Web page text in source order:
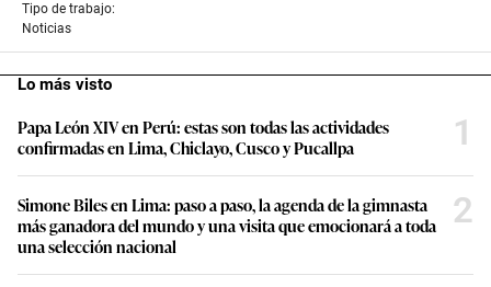
Tipo de trabajo:
Noticias
Lo más visto
Papa León XIV en Perú: estas son todas las actividades
confirmadas en Lima, Chiclayo, Cusco y Pucallpa
1
Simone Biles en Lima: paso a paso, la agenda de la gimnasta
más ganadora del mundo y una visita que emocionará a toda
una selección nacional
2